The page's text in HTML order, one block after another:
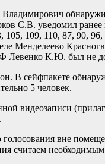
С.В. уведомил
105, 109, 110, 87, 90,
Менделеево
К.Ю. был не
В сейфпакете
5 человек.
видеозаписи
вне
считаем